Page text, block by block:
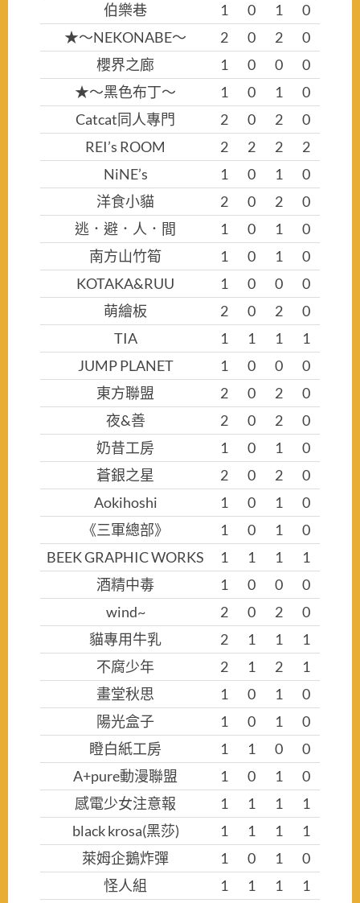
伯樂巷
1 0 1
0
★～NEKONABE～
2 0 2
0
櫻界之廊
1 0 0
0
★～黑色布丁～
1 0 1
0
Catcat同人專門
2 0 2
0
REI’s ROOM
2 2 2
2
NiNE’s
1 0 1
0
洋食小貓
2 0 2
0
逃．避．人．間
1 0 1
0
南方山竹筍
1 0 1
0
KOTAKA&RUU
1 0 0
0
萌繪板
2 0 2
0
TIA
1 1 1
1
JUMP PLANET
1 0 0
0
東方聯盟
2 0 2
0
夜&善
2 0 2
0
奶昔工房
1 0 1
0
蒼銀之星
2 0 2
0
Aokihoshi
1 0 1
0
《三軍總部》
1 0 1
0
BEEK GRAPHIC WORKS
1 1 1
1
酒精中毒
1 0 0
0
wind~
2 0 2
0
貓專用牛乳
2 1 1
1
不腐少年
2 1 2
1
畫堂秋思
1 0 1
0
陽光盒子
1 0 1
0
瞪白紙工房
1 1 0
0
A+pure動漫聯盟
1 0 1
0
感電少女注意報
1 1 1
1
black krosa(黑莎)
1 1 1
1
萊姆企鵝炸彈
1 0 1
0
怪人組
1 1 1
1